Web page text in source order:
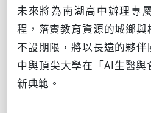
未來將為南湖高中辦理專
程，落實教育資源的城鄉
不設期限，將以長遠的夥
中與頂尖大學在「AI生醫
新典範。